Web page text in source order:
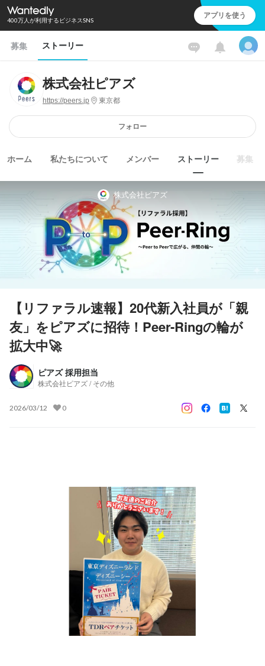
400万人が利用するビジネスSNS アプリを使う
募集 ストーリー
株式会社ピアズ
https://peers.jp 東京都
フォロー
ホーム 私たちについて メンバー ストーリー 募集
株式会社ピアズ
【リファラル速報】20代新入社員が「親
友」をピアズに招待！Peer-Ringの輪が
拡大中🚀
ピアズ 採用担当
株式会社ピアズ / その他
2026/03/12 0